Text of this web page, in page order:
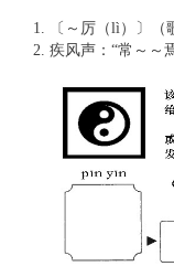
〔～厉（lì）〕（
疾风声：“常～～